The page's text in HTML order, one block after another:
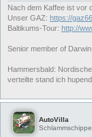
Nach dem Kaffee ist vor
Unser GAZ: https://
Baltikums-Tour: http://
Senior member of
Hammersbald:
verteilte stand ich
AutoVilla